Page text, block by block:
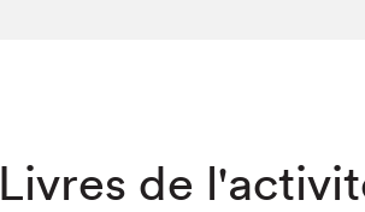
Livres de